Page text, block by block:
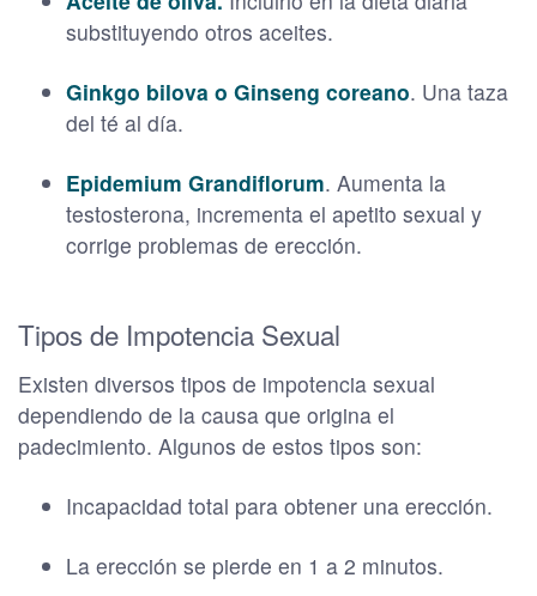
substituyendo otros aceites.
Ginkgo bilova o Ginseng coreano. Una taza
del té al día.
Epidemium Grandiflorum. Aumenta la
testosterona, incrementa el apetito sexual y
corrige problemas de erección.
Tipos de Impotencia Sexual
Existen diversos tipos de impotencia sexual
dependiendo de la causa que origina el
padecimiento. Algunos de estos tipos son:
Incapacidad total para obtener una erección.
La erección se pierde en 1 a 2 minutos.